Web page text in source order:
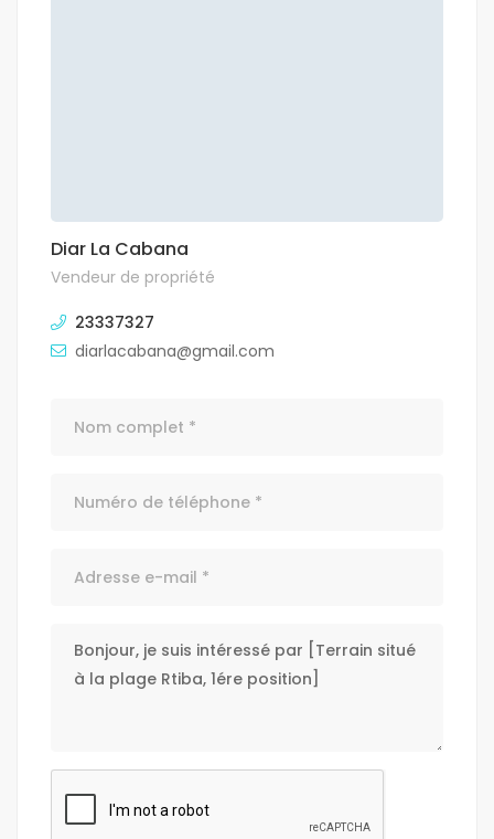
Diar La Cabana
Vendeur de propriété
23337327
diarlacabana@gmail.com